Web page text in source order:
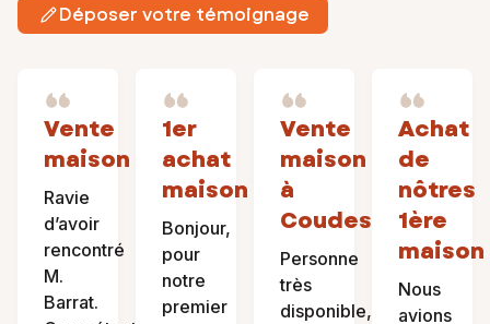
Déposer votre témoignage
Vente
maison
Ravie
d’avoir
rencontré
M.
Barrat.
1er
achat
maison
Bonjour,
pour
notre
premier
Vente
maison
à
Coudes
Personne
très
disponible,
Achat
de
nôtres
1ère
maison
Nous
avions